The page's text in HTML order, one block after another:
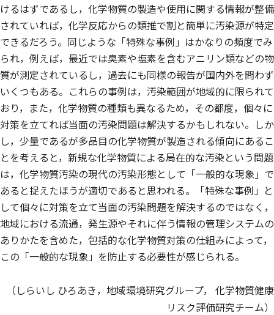
けるはずであるし，化学物質の製造や使用に関する情報が整備
されていれば，化学反応からの類推で割と簡単に汚染源が特定
できるだろう。同じような「特殊な事例」はかなりの頻度でみ
られ，例えば，最近では臭素や塩素を含むアニリン類などの物
質が測定されているし，過去にも同様の報告が国内外を問わず
いくつもある。これらの事例は，汚染範囲が地域的に限られて
おり，また，化学物質の種類も異なるため，その都度，個々に
対策を立てれば当面の汚染問題は解決するかもしれない。しか
し，少量であるが多品目の化学物質が製造される傾向にあるこ
とを考えると，新規な化学物質による局在的な汚染という問題
は，化学物質汚染の現代の汚染形態として「一般的な現象」で
あると捉えたほうが適切であると思われる。「特殊な事例」と
して個々に対策を立て当面の汚染問題を解決するのではなく，
地域における流通，発生源やそれに伴う情報の管理システムの
ありかたを含めた，包括的な化学物質対策の仕組みによって，
この「一般的な現象」を防止する必要性が感じられる。
（しらいし ひろあき，地域環境研究グループ， 化学物質健康
リスク評価研究チーム）